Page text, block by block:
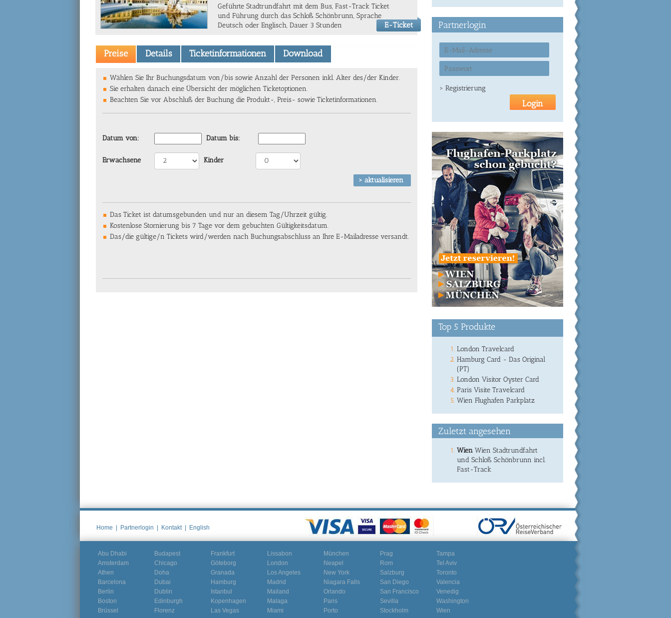
Geführte Stadtrundfahrt mit dem Bus, Fast-Track Ticket
und Führung durch das Schloß Schönbrunn, Sprache
Deutsch oder Englisch, Dauer 3 Stunden
E-Ticket
Preise Details Ticketinformationen Download
Wählen Sie Ihr Buchungsdatum von/bis sowie Anzahl der Personen inkl. Alter des/der Kinder.
Sie erhalten danach eine Übersicht der möglichen Ticketoptionen.
Beachten Sie vor Abschluß der Buchung die Produkt-, Preis- sowie Ticketinformationen.
Datum von: Datum bis:
Erwachsene Kinder
Das Ticket ist datumsgebunden und nur an diesem Tag/Uhrzeit gültig.
Kostenlose Stornierung bis 7 Tage vor dem gebuchten Gültigkeitsdatum.
Das/die gültige/n Tickets wird/werden nach Buchungsabschluss an Ihre E-Mailadresse versandt.
Partnerlogin
> Registrierung
Top 5 Produkte
London Travelcard
Hamburg Card - Das Original
(PT)
London Visitor Oyster Card
Paris Visite Travelcard
Wien Flughafen Parkplatz
Zuletzt angesehen
Wien Wien Stadtrundfahrt
und Schloß Schönbrunn incl.
Fast-Track
Home Partnerlogin Kontakt English
Abu Dhabi
Amsterdam
Athen
Barcelona
Berlin
Boston
Brüssel
Budapest
Chicago
Doha
Dubai
Dublin
Edinburgh
Florenz
Frankfurt
Göteborg
Granada
Hamburg
Istanbul
Kopenhagen
Las Vegas
Lissabon
London
Los Angeles
Madrid
Mailand
Malaga
Miami
München
Neapel
New York
Niagara Falls
Orlando
Paris
Porto
Prag
Rom
Salzburg
San Diego
San Francisco
Sevilla
Stockholm
Tampa
Tel Aviv
Toronto
Valencia
Venedig
Washington
Wien